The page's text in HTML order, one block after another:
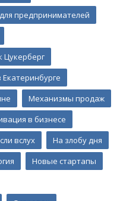
предпринимателей
Цукерберг
Механизмы продаж
в бизнесе
вслух
На злобу дня
Новые стартапы